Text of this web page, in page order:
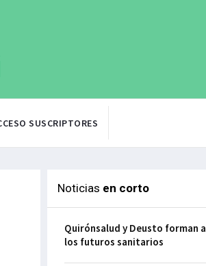
SUSCRIPTORES
Noticias en corto
Quirónsalud y Deusto forman a
los futuros sanitarios